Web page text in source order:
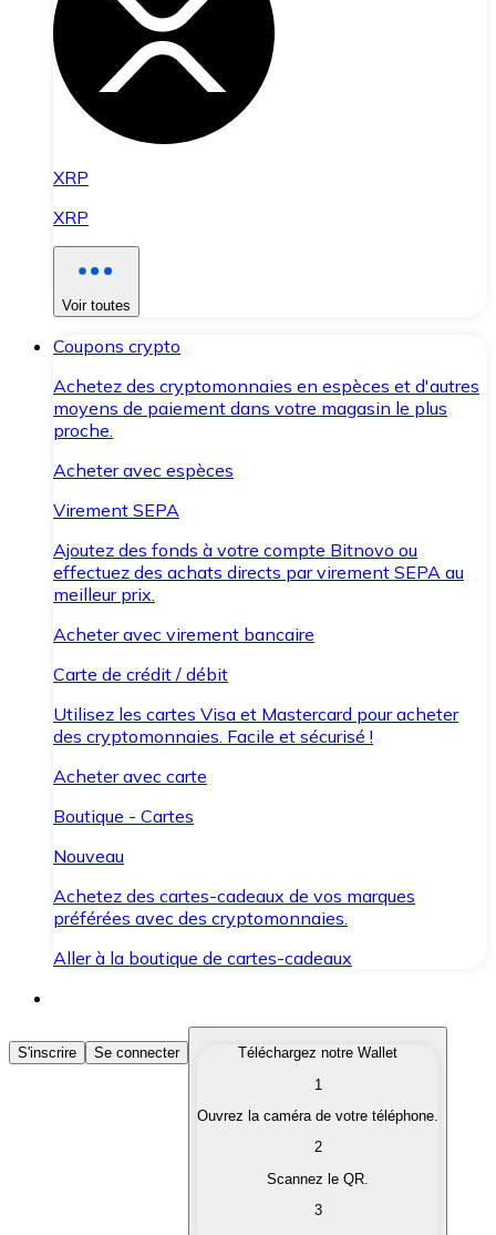
XRP
XRP
Voir toutes
Coupons crypto
Achetez des cryptomonnaies en espèces et d'autres
moyens de paiement dans votre magasin le plus
proche.
Acheter avec espèces
Virement SEPA
Ajoutez des fonds à votre compte Bitnovo ou
effectuez des achats directs par virement SEPA au
meilleur prix.
Acheter avec virement bancaire
Carte de crédit / débit
Utilisez les cartes Visa et Mastercard pour acheter
des cryptomonnaies. Facile et sécurisé !
Acheter avec carte
Boutique - Cartes
Nouveau
Achetez des cartes-cadeaux de vos marques
préférées avec des cryptomonnaies.
Aller à la boutique de cartes-cadeaux
Acheter des Cryptomonnaies
Achetez les cryptomonnaies qui vous intéressent
Convertissez vos cryptomonnaies en monnaie
S'inscrire Se connecter
Téléchargez notre Wallet
1
Ouvrez la caméra de votre téléphone.
2
Scannez le QR.
3